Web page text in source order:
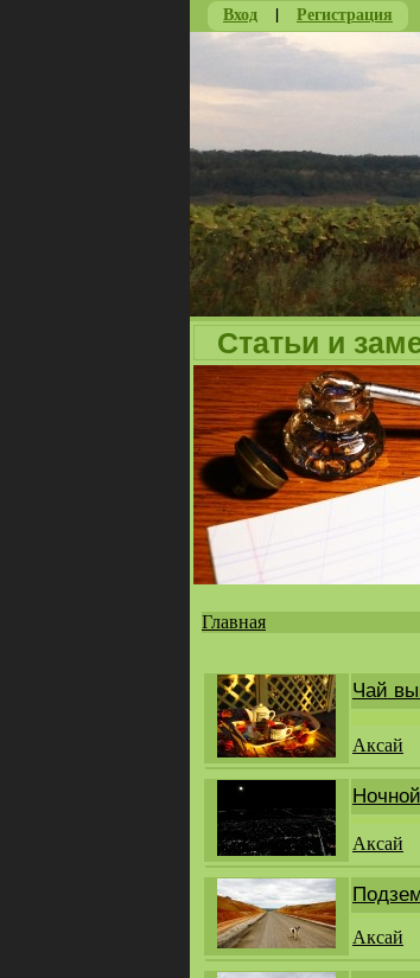
Вход | Регистрация
Статьи и
здесь
Главная
Чай
Аксай
Аксай
Аксай